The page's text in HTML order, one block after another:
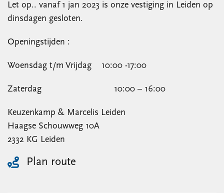
Let op.. vanaf 1 jan 2023 is onze vestiging in Leiden op
dinsdagen gesloten.
Openingstijden :
Woensdag t/m Vrijdag 10:00 -17:00
Zaterdag 10:00 – 16:00
Keuzenkamp & Marcelis Leiden
Haagse Schouwweg 10A
2332 KG Leiden
Plan route